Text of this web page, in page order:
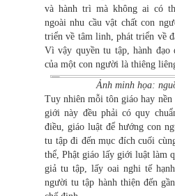
và hành trì mà không ai có
ngoài nhu cầu vật chất con
triển về tâm linh, phát triển về
Vì vậy quyền tu tập, hành đạo
của một con người là thiêng
Ảnh minh họa:
Tuy nhiên mỗi tôn giáo hay
giới này đều phải có quy
điều, giáo luật để hướng con
tu tập đi đến mục đích cuối
thể, Phật giáo lấy giới luật làm
giả tu tập, lấy oai nghi tế
người tu tập hành thiện đến